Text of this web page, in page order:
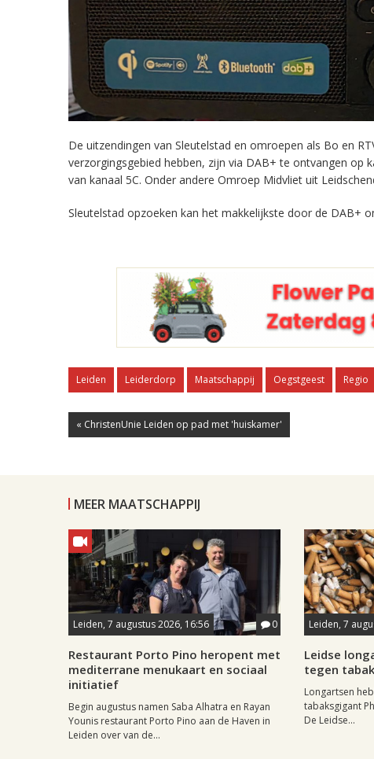
De uitzendingen van Sleutelstad en omroepen als Bo en
verzorgingsgebied hebben, zijn via DAB+ te ontvangen op
van kanaal 5C. Onder andere Omroep Midvliet uit
Sleutelstad opzoeken kan het makkelijkste door de DAB+
Leiden Leiderdorp Maatschappij Oegstgeest Regio
« ChristenUnie Leiden op pad met 'huiskamer'
MEER MAATSCHAPPIJ
Leiden, 7 augustus 2026, 16:56 0
Restaurant Porto Pino heropent met
mediterrane menukaart en sociaal
initiatief
Begin augustus namen Saba Alhatra en Rayan
Younis restaurant Porto Pino aan de Haven in
Leiden over van de...
Leiden, 7
Leidse
tegen
Longartsen
tabaksgigant
De Leidse...